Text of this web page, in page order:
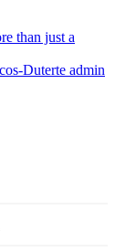
than just a
Duterte admin